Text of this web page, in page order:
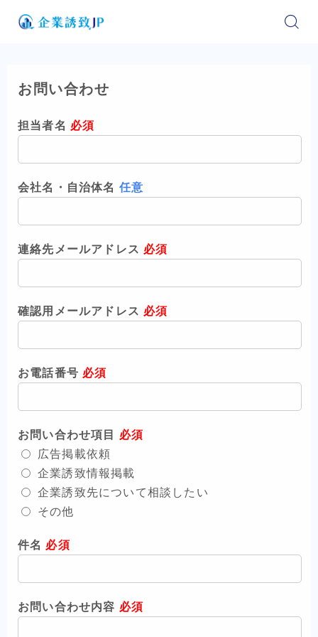
お問い合わせ
担当者名 必須
会社名・自治体名 任意
連絡先メールアドレス 必須
確認用メールアドレス 必須
お電話番号 必須
お問い合わせ項目
必須
広告掲載依頼
企業誘致情報掲載
企業誘致先について相談したい
その他
件名 必須
お問い合わせ内容 必須